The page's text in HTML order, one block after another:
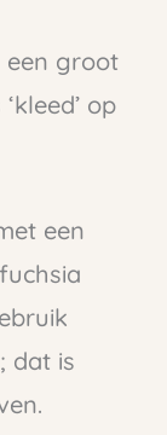
een groot
op
een
dat is